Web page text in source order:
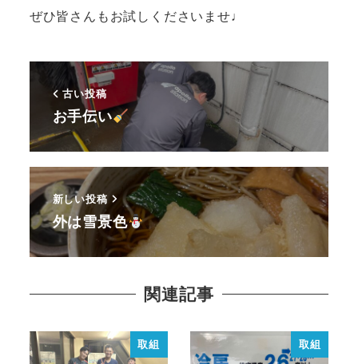
ぜひ皆さんもお試しくださいませ♩
古い投稿
お手伝い
新しい投稿
外は雪景色
関連記事
取組 取組